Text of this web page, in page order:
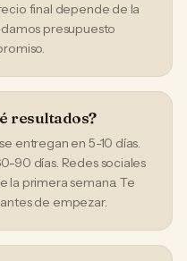
final depende de la
presupuesto
resultados?
entregan en 5-10 días.
90 días. Redes sociales
la primera semana. Te
de empezar.